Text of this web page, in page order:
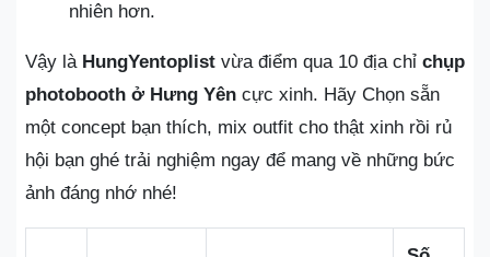
nhiên hơn.
Vậy làHungYentoplist vừa điểm qua 10 địa chỉ chụp
photobooth ở Hưng Yên cực xinh. Hãy Chọn sẵn
một concept bạn thích, mix outfit cho thật xinh rồi rủ
hội bạn ghé trải nghiệm ngay để mang về những bức
ảnh đáng nhớ nhé!